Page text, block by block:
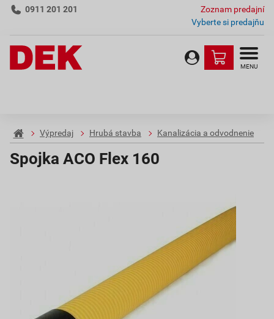
0911 201 201
Zoznam predajní
Vyberte si predajňu
MENU
Výpredaj Hrubá stavba Kanalizácia a odvodnenie
Spojka ACO Flex 160